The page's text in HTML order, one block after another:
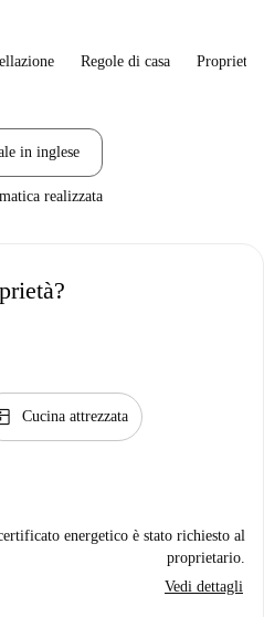
Regole di casa
in inglese
realizzata
Cucina attrezzata
energetico è stato richiesto al
proprietario.
Vedi dettagli